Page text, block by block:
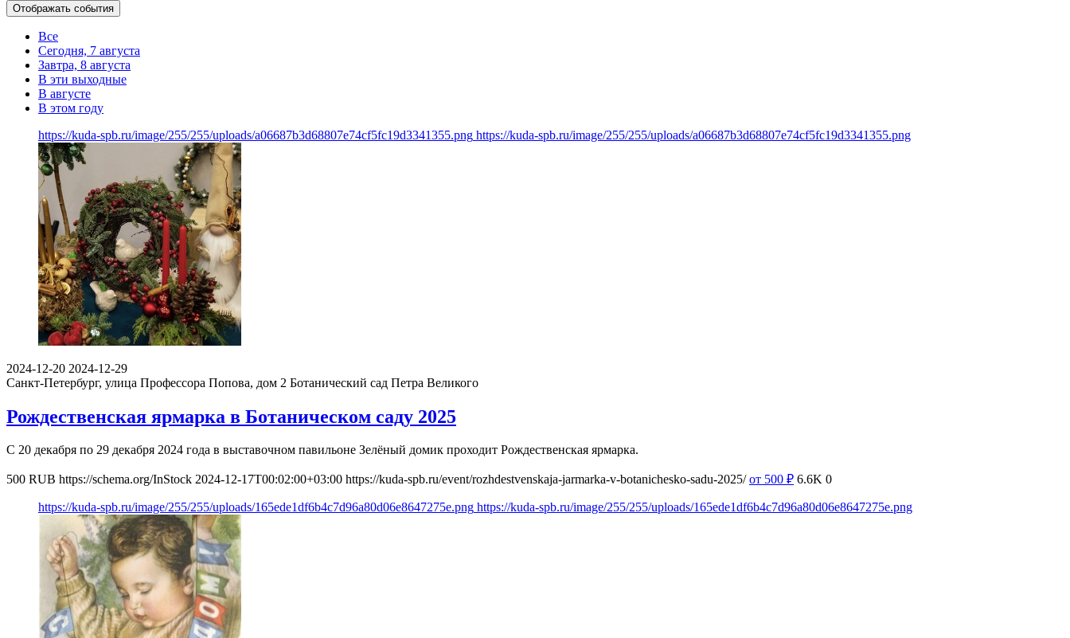
Отображать события
Все
Сегодня, 7 августа
Завтра, 8 августа
В эти выходные
В августе
В этом году
https://kuda-spb.ru/image/255/255/uploads/a06687b3d68807e74cf5fc19d3341355.png https://kuda-spb.ru/image/255/255/uploads/a06687b3d68807e74cf5fc19d3341355.png
2024-12-20 2024-12-29
Санкт-Петербург, улица Профессора Попова, дом 2 Ботанический сад Петра Великого
Рождественская ярмарка в Ботаническом саду 2025
С 20 декабря по 29 декабря 2024 года в выставочном павильоне Зелёный домик проходит Рождественская ярмарка.
500 RUB https://schema.org/InStock 2024-12-17T00:02:00+03:00 https://kuda-spb.ru/event/rozhdestvenskaja-jarmarka-v-botanichesko-sadu-2025/ от 500 ₽ 6.6K 0
https://kuda-spb.ru/image/255/255/uploads/165ede1df6b4c7d96a80d06e8647275e.png https://kuda-spb.ru/image/255/255/uploads/165ede1df6b4c7d96a80d06e8647275e.png